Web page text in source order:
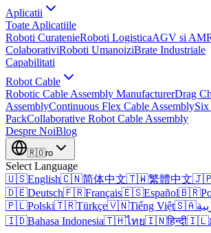
Aplicatii
Toate Aplicatiile
Roboti CuratenieRoboti LogisticaAGV si
ColaborativiRoboti UmanoiziBrate Industriale
Capabilitati
Robot Cable
Robotic Cable Assembly ManufacturerDrag
AssemblyContinuous Flex Cable Assembly
PackCollaborative Robot Cable Assembly
Despre NoiBlog
🇷🇴ro
Select Language
🇺🇸English🇨🇳简体中文🇹🇼繁體中文
🇩🇪Deutsch🇫🇷Français🇪🇸Español🇧🇷
🇵🇱Polski🇹🇷Türkçe🇻🇳Tiếng Việt🇸🇦
🇮🇩Bahasa Indonesia🇹🇭ไทย🇮🇳हिन्दी🇮🇱